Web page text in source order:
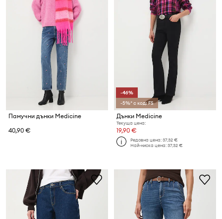
Памучни дънки Medicine
40,90 €
-46%
-5%* с код: FS
Дънки Medicine
Текуща цена:
19,90 €
Редовна цена:37,32 €
Най-ниска цена:37,32 €